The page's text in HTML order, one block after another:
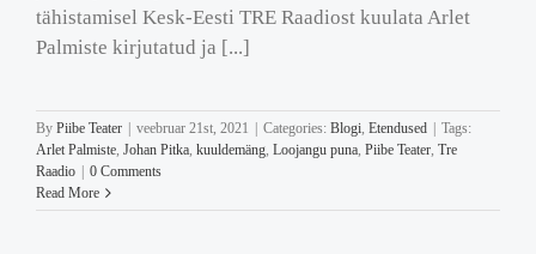
tähistamisel Kesk-Eesti TRE Raadiost kuulata Arlet
Palmiste kirjutatud ja [...]
By Piibe Teater veebruar 21st, 2021 Categories: Blogi, Etendused
Tags:
Arlet Palmiste, Johan Pitka, kuuldemäng, Loojangu puna, Piibe Teater, Tre
Raadio
0 Comments
Read More